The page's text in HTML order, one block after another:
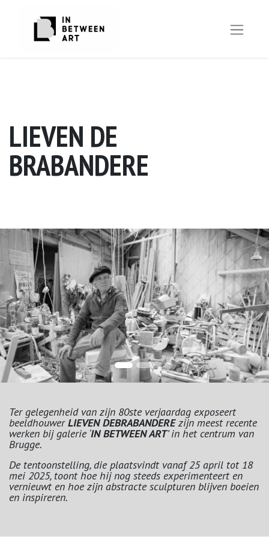
LIEVEN DE
BRABANDERE
Ter gelegenheid van zijn 80ste verjaardag exposeert
beeldhouwerLIEVEN DEBRABANDEREzijn meest recente
werken bij galerie ‘IN BETWEEN ART’ in het centrum van
Brugge.
De tentoonstelling, die plaatsvindt vanaf 25 april tot 18
mei​ 2025, toont hoe hij nog steeds experimenteert en
vernieuwt en hoe zijn abstracte sculpturen blijven boeien
en inspireren.